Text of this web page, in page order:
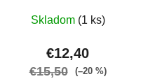
hodnotenie
produktu
Skladom (1 ks)
€12,40
€15,50 (–20 %)